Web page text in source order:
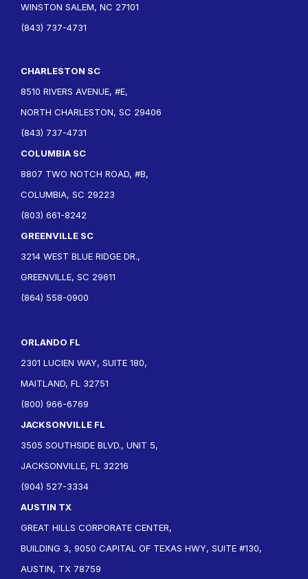
WINSTON SALEM, NC 27101
(843) 737-4731
CHARLESTON SC
8510 RIVERS AVENUE, #E,
NORTH CHARLESTON, SC 29406
(843) 737-4731
COLUMBIA SC
8807 TWO NOTCH ROAD, #B,
COLUMBIA, SC 29223
(803) 661-8242
GREENVILLE SC
3214 WEST BLUE RIDGE DR.,
GREENVILLE, SC 29611
(864) 558-0900
ORLANDO FL
2301 LUCIEN WAY, SUITE 180,
MAITLAND, FL 32751
(800) 966-6769
JACKSONVILLE FL
3505 SOUTHSIDE BLVD., UNIT 5,
JACKSONVILLE, FL 32216
(904) 527-3334
AUSTIN TX
GREAT HILLS CORPORATE CENTER,
BUILDING 3, 9050 CAPITAL OF TEXAS HWY, SUITE #130,
AUSTIN, TX 78759